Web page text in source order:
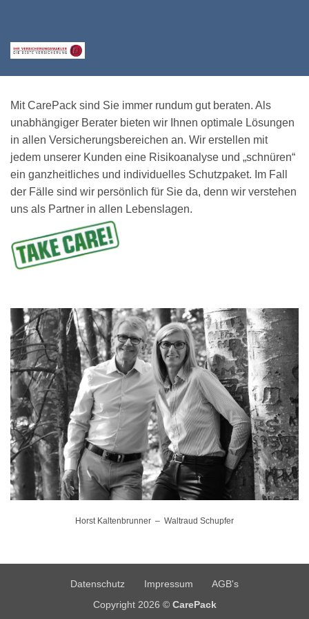
Mit CarePack sind Sie immer rundum gut beraten. Als
unabhängiger Berater bieten wir Ihnen optimale Lösungen
in allen Versicherungsbereichen an. Wir erstellen mit
jedem unserer Kunden eine Risikoanalyse und „schnüren“
ein ganzheitliches und individuelles Schutzpaket. Im Fall
der Fälle sind wir persönlich für Sie da, denn wir verstehen
uns als Partner in allen Lebenslagen.
Horst Kaltenbrunner – Waltraud Schupfer
Datenschutz Impressum
AGB's
Copyright 2026 © CarePack